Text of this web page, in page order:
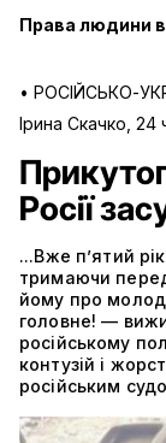
Права людини в
• РОСІЙСЬКО-
Ірина Скачко 24
Росії
...Вже п’ятий
тримаючи
йому про
головне! —
російському
контузій і
російським